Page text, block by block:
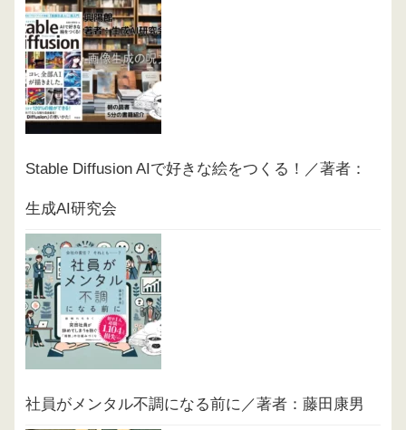
Stable Diffusion AIで好きな絵をつくる！／著者：
生成AI研究会
社員がメンタル不調になる前に／著者：藤田康男